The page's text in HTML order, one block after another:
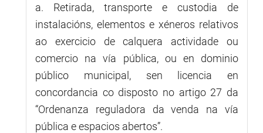
a. Retirada, transporte e custodia de
instalacións, elementos e xéneros relativos
ao exercicio de calquera actividade ou
comercio na vía pública, ou en dominio
público municipal, sen licencia en
concordancia co disposto no artigo 27 da
“Ordenanza reguladora da venda na vía
pública e espacios abertos”.